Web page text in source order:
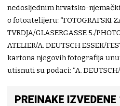
nedosljednim hrvatsko-
o fotoatelijeru: “FOTOGRAFSKI
TVRDJA/GLASERGASSE 5./
ATELIER/A. DEUTSCH ESSEK/
kartona njegovih fotografija
utisnuti su podaci: “A. DEUTSCH/
PREINAKE